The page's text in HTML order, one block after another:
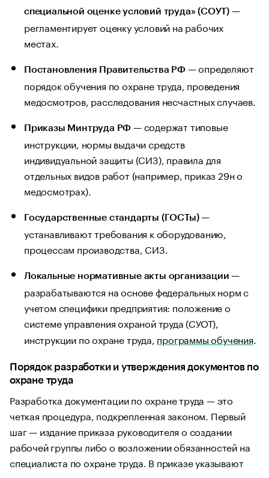
специальной оценке условий труда» (СОУТ) —
регламентирует оценку условий на рабочих
местах.
Постановления Правительства РФ — определяют
порядок обучения по охране труда, проведения
медосмотров, расследования несчастных случаев.
Приказы Минтруда РФ — содержат типовые
инструкции, нормы выдачи средств
индивидуальной защиты (СИЗ), правила для
отдельных видов работ (например, приказ 29н о
медосмотрах).
Государственные стандарты (ГОСТы)—
устанавливают требования к оборудованию,
процессам производства, СИЗ.
Локальные нормативные акты организации—
разрабатываются на основе федеральных норм с
учетом специфики предприятия: положение о
системе управления охраной труда (СУОТ),
инструкции по охране труда, программы обучения
Порядок разработки и утверждения документов по
охране труда
Разработка документации по охране труда — это
четкая процедура, подкрепленная законом. Первый
шаг — издание приказа руководителя о создании
рабочей группы либо о возложении обязанностей на
специалиста по охране труда. В приказе указывают